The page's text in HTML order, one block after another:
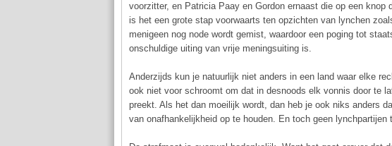
voorzitter, en Patricia Paay en Gordon ernaast die op een
is het een grote stap voorwaarts ten opzichten van lynchen
menigeen nog node wordt gemist, waardoor een poging tot
onschuldige uiting van vrije meningsuiting is.
Anderzijds kun je natuurlijk niet anders in een land waar elke
ook niet voor schroomt om dat in desnoods elk vonnis door te
preekt. Als het dan moeilijk wordt, dan heb je ook niks anders
van onafhankelijkheid op te houden. En toch geen lynchpartijen